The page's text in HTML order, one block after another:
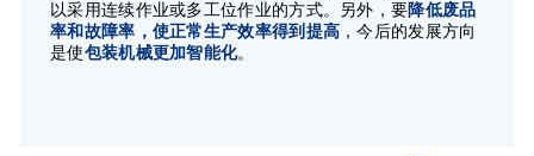
以采用连续作业或多工位作业的方式。另外，要降低废品
率和故障率，使正常生产效率得到提高 ，今后的发展方向
是使包装机械更加智能化。